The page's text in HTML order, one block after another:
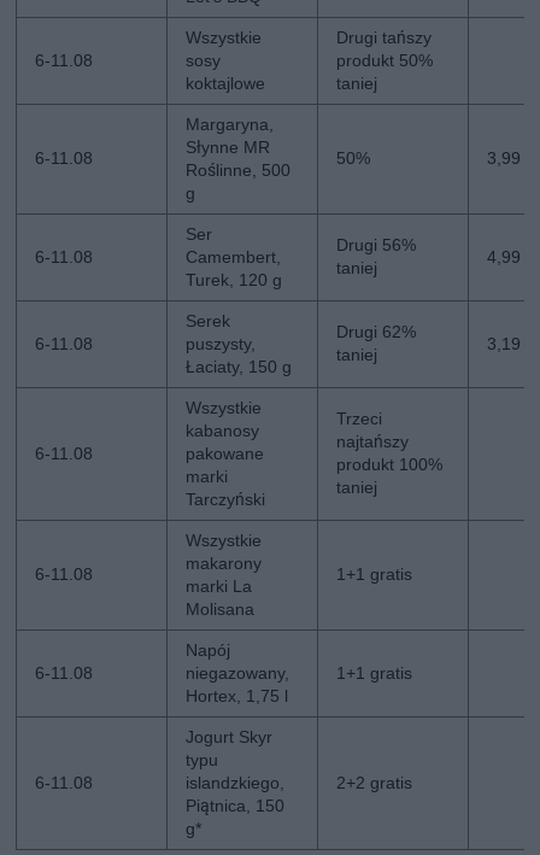
6-11.08
Wszystkie
sosy
koktajlowe
Drugi tańszy
produkt 50%
taniej
6-11.08
Margaryna,
Słynne MR
Roślinne, 500
g
50% 3,99
6-11.08
Ser
Camembert,
Turek, 120 g
Drugi 56%
taniej
4,99
6-11.08
Serek
puszysty,
Łaciaty, 150 g
Drugi 62%
taniej
3,19
6-11.08
Wszystkie
kabanosy
pakowane
marki
Tarczyński
Trzeci
najtańszy
produkt 100%
taniej
6-11.08
Wszystkie
makarony
marki La
Molisana
1+1 gratis
6-11.08
Napój
niegazowany,
Hortex, 1,75 l
1+1 gratis
6-11.08
Jogurt Skyr
typu
islandzkiego,
Piątnica, 150
g*
2+2 gratis